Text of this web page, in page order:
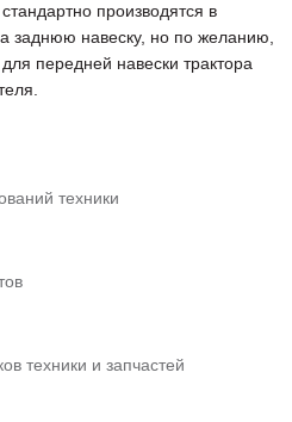
производятся в
заднюю навеску, но по желанию,
передней навески трактора
техники
техники и запчастей